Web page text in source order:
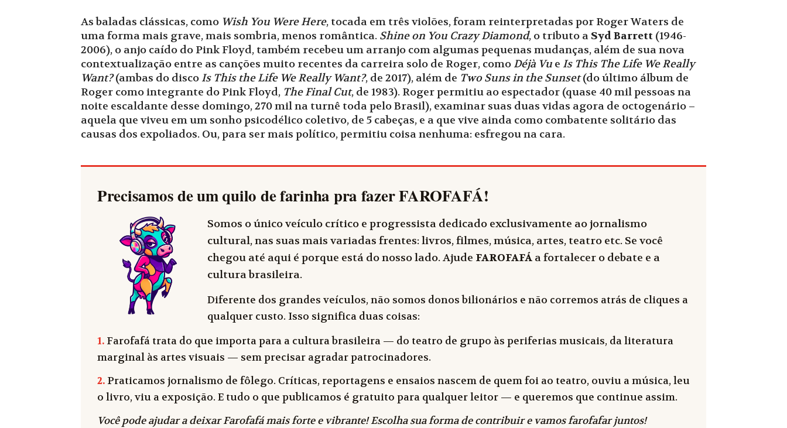
As baladas clássicas, como Wish You Were Here, tocada em três violões, foram reinterpretadas por Roger Waters de
uma forma mais grave, mais sombria, menos romântica. Shine on You Crazy Diamond, o tributo a Syd Barrett (1946-
2006), o anjo caído do Pink Floyd, também recebeu um arranjo com algumas pequenas mudanças, além de sua nova
contextualização entre as canções muito recentes da carreira solo de Roger, como Déjà Vu e Is This The Life We Really
Want?(ambas do disco Is This the Life We Really Want?, de 2017), além de Two Suns in the Sunset(do último álbum de
Roger como integrante do Pink Floyd, The Final Cut, de 1983). Roger permitiu ao espectador (quase 40 mil pessoas na
noite escaldante desse domingo, 270 mil na turnê toda pelo Brasil), examinar suas duas vidas agora de octogenário –
aquela que viveu em um sonho psicodélico coletivo, de 5 cabeças, e a que vive ainda como combatente solitário das
causas dos expoliados. Ou, para ser mais político, permitiu coisa nenhuma: esfregou na cara.
Precisamos de um quilo de farinha pra fazerFAROFAFÁ!
Somos o único veículo crítico e progressista dedicado exclusivamente ao jornalismo
cultural, nas suas mais variadas frentes: livros, filmes, música, artes, teatro etc. Se você
chegou até aqui é porque está do nosso lado. Ajude FAROFAFÁ a fortalecer o debate e a
cultura brasileira.
Diferente dos grandes veículos, não somos donos bilionários e não corremos atrás de cliques a
qualquer custo. Isso significa duas coisas:
1. Farofafá trata do que importa para a cultura brasileira — do teatro de grupo às periferias musicais, da literatura
marginal às artes visuais — sem precisar agradar patrocinadores.
2. Praticamos jornalismo de fôlego. Críticas, reportagens e ensaios nascem de quem foi ao teatro, ouviu a música, leu
o livro, viu a exposição. E tudo o que publicamos é gratuito para qualquer leitor — e queremos que continue assim.
Você pode ajudar a deixar Farofafá mais forte e vibrante! Escolha sua forma de contribuir e vamos farofafar juntos!